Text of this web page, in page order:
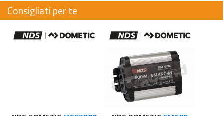
Consigliati per te